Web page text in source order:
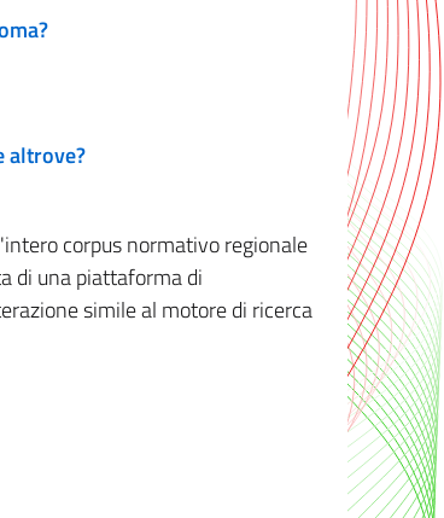
altrove?
corpus normativo regionale
di una piattaforma di
simile al motore di ricerca